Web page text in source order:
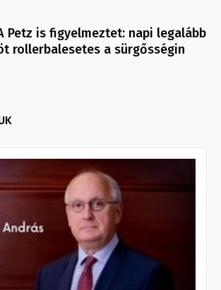
Petz is figyelmeztet: napi legalább
rollerbalesetes a sürgősségin